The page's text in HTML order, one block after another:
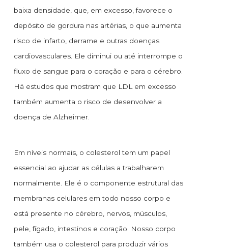
baixa densidade, que, em excesso, favorece o
depósito de gordura nas artérias, o que aumenta
risco de infarto, derrame e outras doenças
cardiovasculares. Ele diminui ou até interrompe o
fluxo de sangue para o coração e para o cérebro.
Há estudos que mostram que LDL em excesso
também aumenta o risco de desenvolver a
doença de Alzheimer.
Em níveis normais, o colesterol tem um papel
essencial ao ajudar as células a trabalharem
normalmente. Ele é o componente estrutural das
membranas celulares em todo nosso corpo e
está presente no cérebro, nervos, músculos,
pele, fígado, intestinos e coração. Nosso corpo
também usa o colesterol para produzir vários